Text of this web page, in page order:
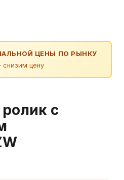
ЦЕНЫ ПО РЫНКУ
цену
с